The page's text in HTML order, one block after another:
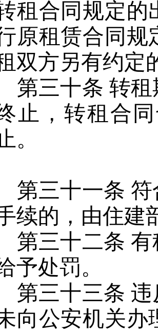
租合同规定的
原租赁合同规
双方另有约定
第三十条 转租
止，转租合
。
第三十一条 符
续的，由住建
第三十二条 有
予处罚。
第三十三条 违
向公安机关办